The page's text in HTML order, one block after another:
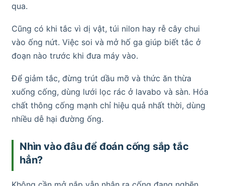
qua.
Cũng có khi tắc vì dị vật, túi nilon hay rễ cây chui
vào ống nứt. Việc soi và mở hố ga giúp biết tắc ở
đoạn nào trước khi đưa máy vào.
Để giảm tắc, đừng trút dầu mỡ và thức ăn thừa
xuống cống, dùng lưới lọc rác ở lavabo và sàn. Hóa
chất thông cống mạnh chỉ hiệu quả nhất thời, dùng
nhiều dễ hại đường ống.
Nhìn vào đâu để đoán cống sắp tắc
hẳn?